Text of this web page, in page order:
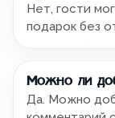
Нет, гости
подарок без
Можно ли
Да. Можно